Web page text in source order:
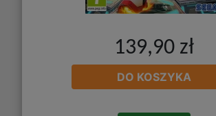
139,90 zł
DO KOSZYKA